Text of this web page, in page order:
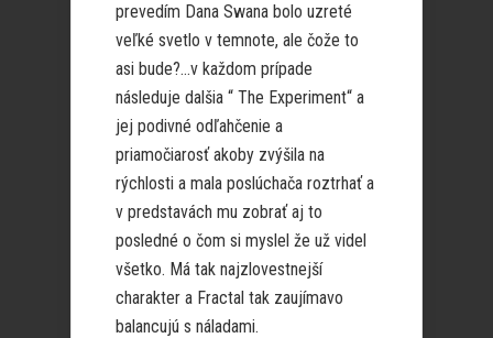
prevedím Dana Swana bolo uzreté
veľké svetlo v temnote, ale čože to
asi bude?…v každom prípade
následuje dalšia “ The Experiment“ a
jej podivné odľahčenie a
priamočiarosť akoby zvýšila na
rýchlosti a mala poslúchača roztrhať a
v predstavách mu zobrať aj to
posledné o čom si myslel že už videl
všetko. Má tak najzlovestnejší
charakter a Fractal tak zaujímavo
balancujú s náladami.